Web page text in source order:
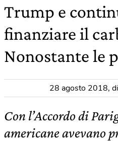
Trump e
finanziare il
Nonostante le
28 agosto 2018, di
Con l’Accordo di
americane avevano